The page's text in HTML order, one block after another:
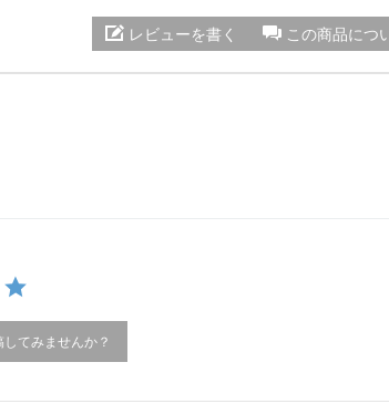
この商品につ
レビューを書く
てみませんか？